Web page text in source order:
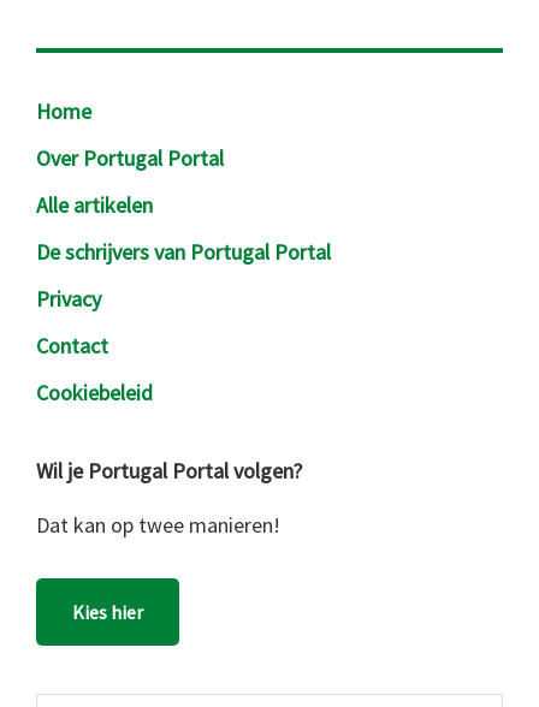
Footer
Home
Over Portugal Portal
Alle artikelen
De schrijvers van Portugal Portal
Privacy
Contact
Cookiebeleid
Wil je Portugal Portal volgen?
Dat kan op twee manieren!
Kies hier